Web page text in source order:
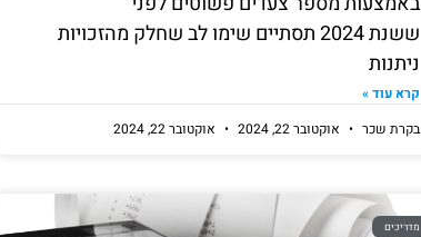
ששנת 2024 תסתיים שימו לב שחלק מהזכויות
ניתנות
קרא עוד »
בקרת שכר
אוקטובר 22, 2024 אוקטובר 22, 2024
מדריכים